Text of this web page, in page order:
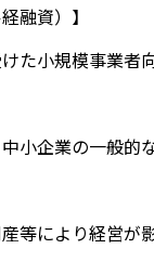
融資）】
た小規模事業者
小企業の一般的
等により経営が